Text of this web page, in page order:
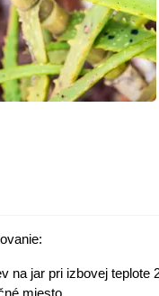
na jar pri izbovej teplote
miesto